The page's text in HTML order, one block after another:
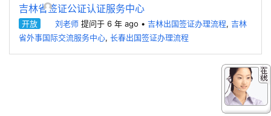
吉林省签证公证认证服务中心
开放 刘老师 提问于 6 年 ago • 吉林出国签证办理流程, 吉林
省外事国际交流服务中心, 长春出国签证办理流程